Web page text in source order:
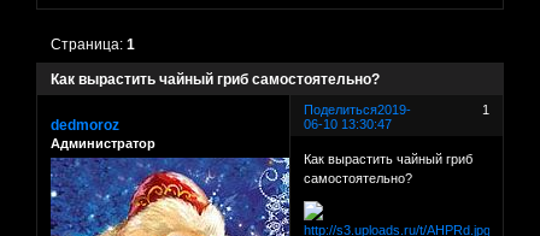
Как вырастить чайный гриб самостоятельно?
Страница:1
Поделиться 1
2019-
06-10 13:30:47
dedmoroz
Администратор
Как вырастить чайный гриб
самостоятельно?